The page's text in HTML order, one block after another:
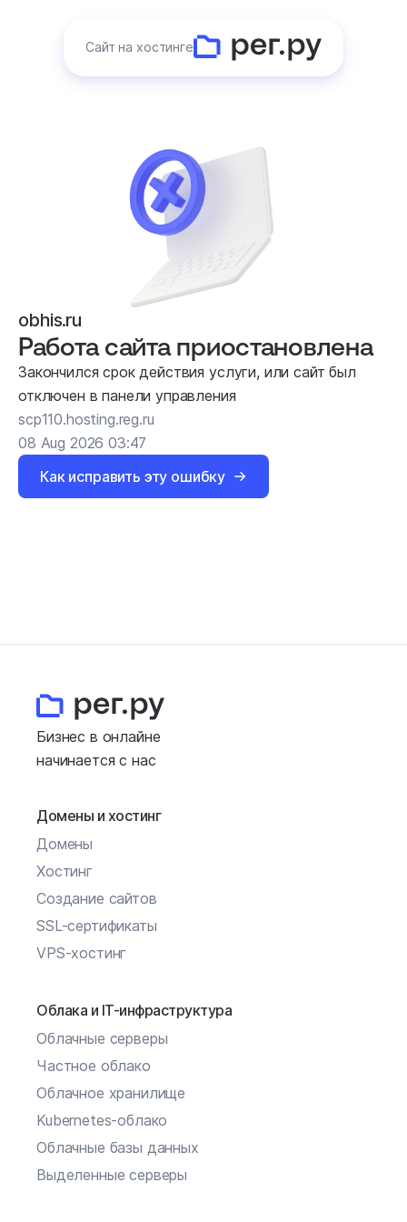
Сайт на хостинге
obhis.ru
Работа сайта приостановлена
Закончился срок действия услуги, или сайт был
отключен в панели управления
scp110.hosting.reg.ru
08 Aug 2026 03:47
Как исправить эту ошибку
Бизнес в онлайне
начинается с нас
Домены и хостинг
Домены
Хостинг
Создание сайтов
SSL-сертификаты
VPS-хостинг
Облака и IT-инфраструктура
Облачные серверы
Частное облако
Облачное хранилище
Kubernetes-облако
Облачные базы данных
Выделенные серверы